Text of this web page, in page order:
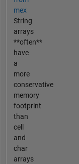
mex
String
arrays
**often**
have
a
more
conservative
memory
footprint
than
cell
and
char
arrays